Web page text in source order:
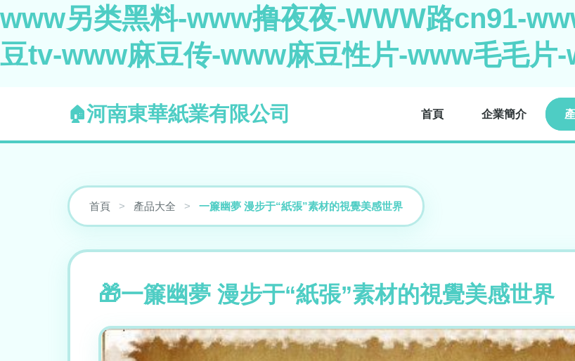
www另类黑料-www撸夜夜-WWW路cn91-
豆tv-www麻豆传-www麻豆性片-www毛毛片
河南東華紙業有限公司 首頁 企業簡介
首頁 > 產品大全 > 一簾幽夢 漫步于“紙張”素材的視覺美感世界
一簾幽夢 漫步于“紙張”素材的視覺美感世界